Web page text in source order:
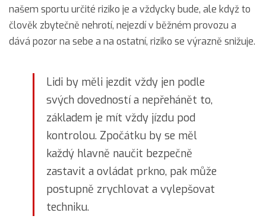
našem sportu určité riziko je a vždycky bude, ale když to
člověk zbytečně nehrotí, nejezdí v běžném provozu a
dává pozor na sebe a na ostatní, riziko se výrazně snižuje.
Lidi by měli jezdit vždy jen podle
svých dovedností a nepřehánět to,
základem je mít vždy jízdu pod
kontrolou. Zpočátku by se měl
každý hlavně naučit bezpečně
zastavit a ovládat prkno, pak může
postupně zrychlovat a vylepšovat
techniku.